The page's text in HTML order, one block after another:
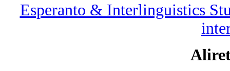
Esperanto & Interlinguistics